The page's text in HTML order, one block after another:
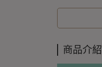
商品介紹